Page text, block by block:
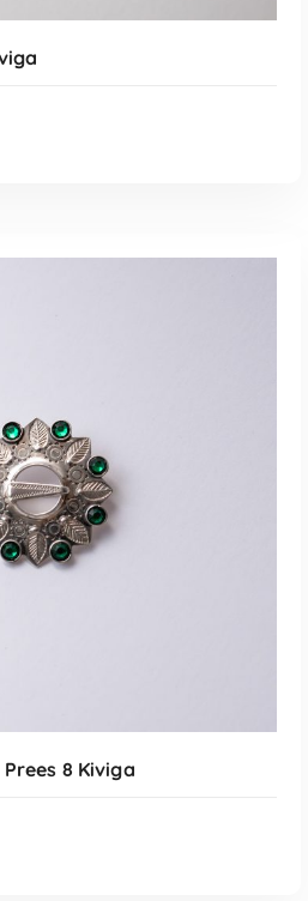
KORVI
8 Kiviga